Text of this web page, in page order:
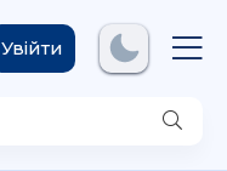
.com
Увійти